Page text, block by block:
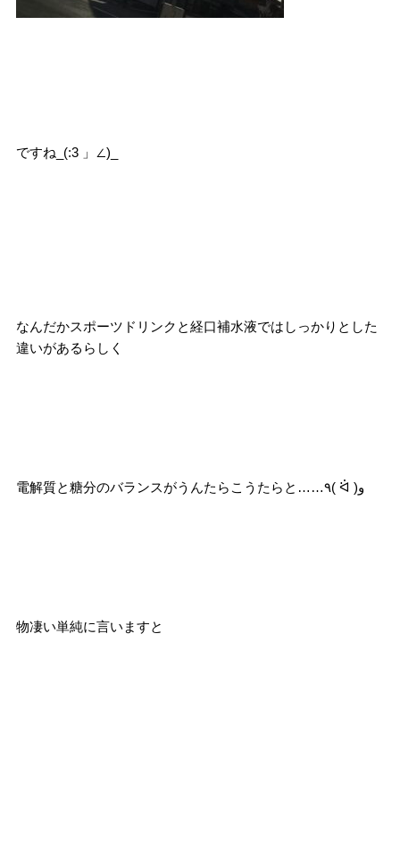
ですね_(:3 」∠)_
なんだかスポーツドリンクと経口補水液ではしっかりとした
違いがあるらしく
電解質と糖分のバランスがうんたらこうたらと……٩( ᐛ )و
物凄い単純に言いますと